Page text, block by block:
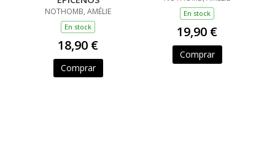
NOTHOMB, AMÉLIE
En stock
18,90 €
Comprar
En stock
19,90 €
Comprar